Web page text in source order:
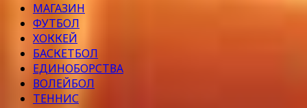
МАГАЗИН
ФУТБОЛ
ХОККЕЙ
БАСКЕТБОЛ
ЕДИНОБОРСТВА
ВОЛЕЙБОЛ
ТЕННИС